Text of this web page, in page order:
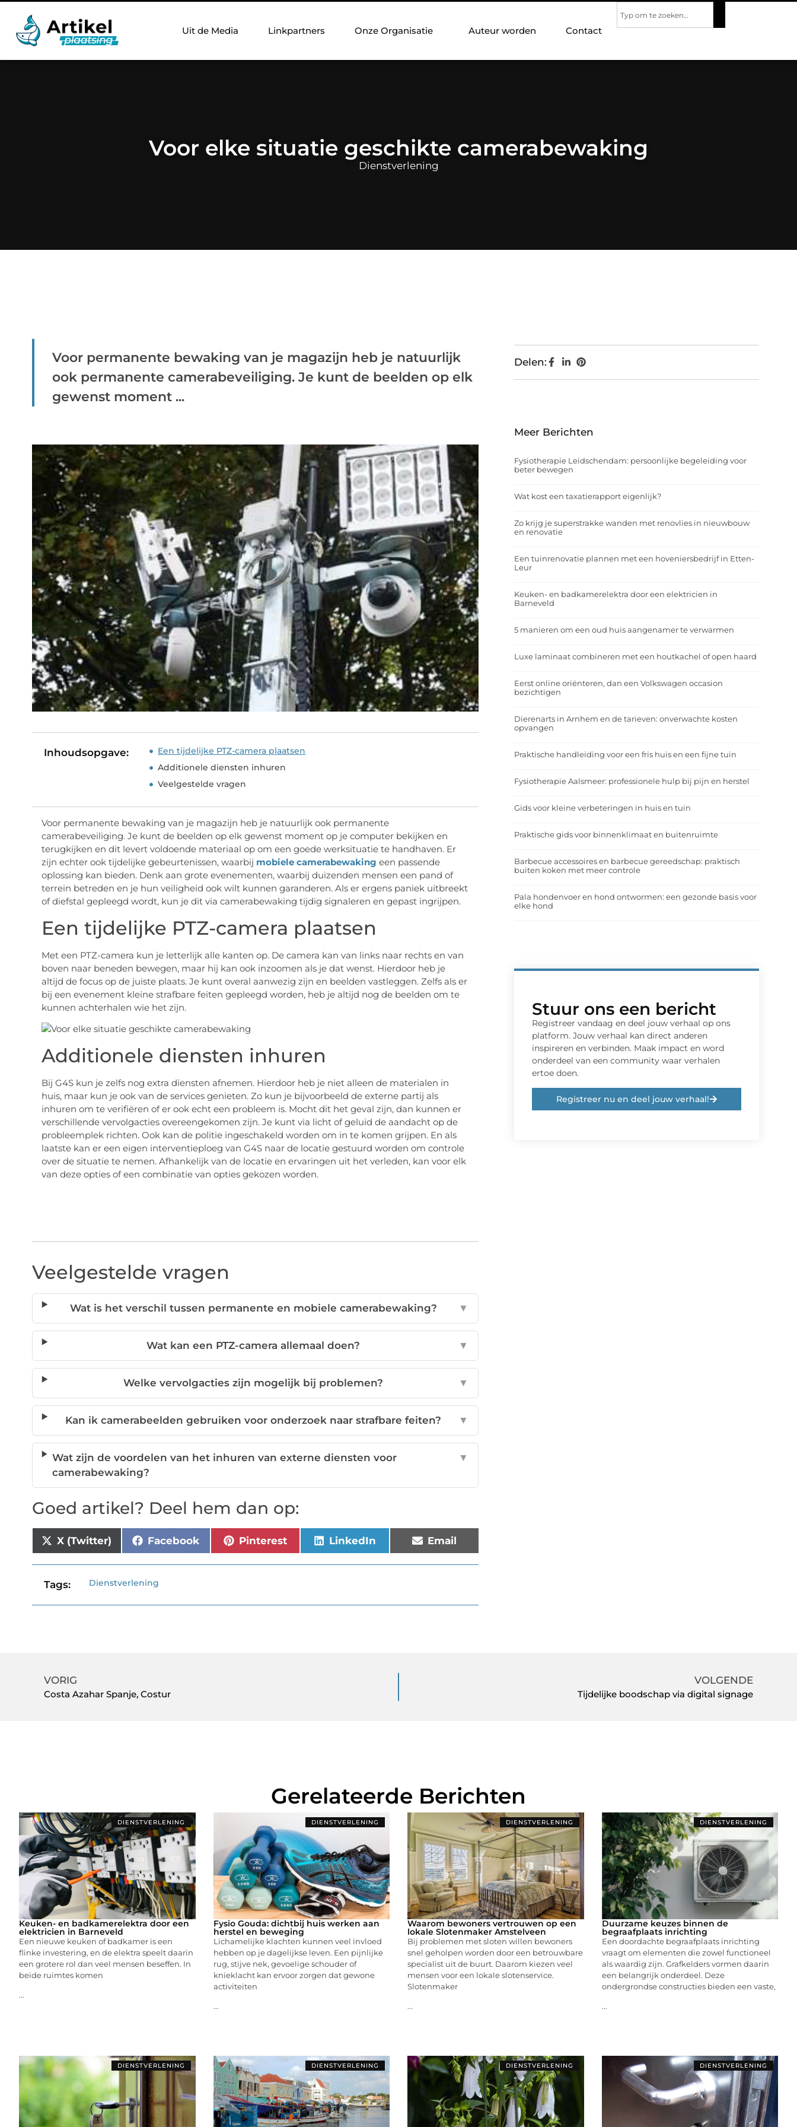
Uit de Media Linkpartners Onze Organisatie Auteur worden Contact
Voor elke situatie geschikte camerabewaking
Dienstverlening
Voor permanente bewaking van je magazijn heb je natuurlijk
ook permanente camerabeveiliging. Je kunt de beelden op elk
gewenst moment ...
Inhoudsopgave:
Een tijdelijke PTZ-camera plaatsen
Additionele diensten inhuren
Veelgestelde vragen
Voor permanente bewaking van je magazijn heb je natuurlijk ook permanente
camerabeveiliging. Je kunt de beelden op elk gewenst moment op je computer bekijken en
terugkijken en dit levert voldoende materiaal op om een goede werksituatie te handhaven. Er
zijn echter ook tijdelijke gebeurtenissen, waarbij mobiele camerabewaking een passende
oplossing kan bieden. Denk aan grote evenementen, waarbij duizenden mensen een pand of
terrein betreden en je hun veiligheid ook wilt kunnen garanderen. Als er ergens paniek uitbreekt
of diefstal gepleegd wordt, kun je dit via camerabewaking tijdig signaleren en gepast ingrijpen.
Een tijdelijke PTZ-camera plaatsen
Met een PTZ-camera kun je letterlijk alle kanten op. De camera kan van links naar rechts en van
boven naar beneden bewegen, maar hij kan ook inzoomen als je dat wenst. Hierdoor heb je
altijd de focus op de juiste plaats. Je kunt overal aanwezig zijn en beelden vastleggen. Zelfs als er
bij een evenement kleine strafbare feiten gepleegd worden, heb je altijd nog de beelden om te
kunnen achterhalen wie het zijn.
Additionele diensten inhuren
Bij G4S kun je zelfs nog extra diensten afnemen. Hierdoor heb je niet alleen de materialen in
huis, maar kun je ook van de services genieten. Zo kun je bijvoorbeeld de externe partij als
inhuren om te verifiëren of er ook echt een probleem is. Mocht dit het geval zijn, dan kunnen er
verschillende vervolgacties overeengekomen zijn. Je kunt via licht of geluid de aandacht op de
probleemplek richten. Ook kan de politie ingeschakeld worden om in te komen grijpen. En als
laatste kan er een eigen interventieploeg van G4S naar de locatie gestuurd worden om controle
over de situatie te nemen. Afhankelijk van de locatie en ervaringen uit het verleden, kan voor elk
van deze opties of een combinatie van opties gekozen worden.
Veelgestelde vragen
Wat is het verschil tussen permanente en mobiele camerabewaking? ▼
Wat kan een PTZ-camera allemaal doen? ▼
Welke vervolgacties zijn mogelijk bij problemen? ▼
Kan ik camerabeelden gebruiken voor onderzoek naar strafbare feiten? ▼
Wat zijn de voordelen van het inhuren van externe diensten voor
camerabewaking?
▼
Goed artikel? Deel hem dan op:
X (Twitter) Facebook Pinterest LinkedIn Email
Tags: Dienstverlening
Delen:
Meer Berichten
Fysiotherapie Leidschendam: persoonlijke begeleiding voor
beter bewegen
Wat kost een taxatierapport eigenlijk?
Zo krijg je superstrakke wanden met renovlies in nieuwbouw
en renovatie
Een tuinrenovatie plannen met een hoveniersbedrijf in Etten-
Leur
Keuken- en badkamerelektra door een elektricien in
Barneveld
5 manieren om een oud huis aangenamer te verwarmen
Luxe laminaat combineren met een houtkachel of open haard
Eerst online oriënteren, dan een Volkswagen occasion
bezichtigen
Dierenarts in Arnhem en de tarieven: onverwachte kosten
opvangen
Praktische handleiding voor een fris huis en een fijne tuin
Fysiotherapie Aalsmeer: professionele hulp bij pijn en herstel
Gids voor kleine verbeteringen in huis en tuin
Praktische gids voor binnenklimaat en buitenruimte
Barbecue accessoires en barbecue gereedschap: praktisch
buiten koken met meer controle
Pala hondenvoer en hond ontwormen: een gezonde basis voor
elke hond
Stuur ons een bericht
Registreer vandaag en deel jouw verhaal op ons
platform. Jouw verhaal kan direct anderen
inspireren en verbinden. Maak impact en word
onderdeel van een community waar verhalen
ertoe doen.
Registreer nu en deel jouw verhaal!
VORIG
Costa Azahar Spanje, Costur
VOLGENDE
Tijdelijke boodschap via digital signage
Gerelateerde Berichten
DIENSTVERLENING
Keuken- en badkamerelektra door een
elektricien in Barneveld
Een nieuwe keuken of badkamer is een
flinke investering, en de elektra speelt daarin
een grotere rol dan veel mensen beseffen. In
beide ruimtes komen
...
DIENSTVERLENING
Fysio Gouda: dichtbij huis werken aan
herstel en beweging
Lichamelijke klachten kunnen veel invloed
hebben op je dagelijkse leven. Een pijnlijke
rug, stijve nek, gevoelige schouder of
knieklacht kan ervoor zorgen dat gewone
activiteiten
...
DIENSTVERLENING
Waarom bewoners vertrouwen op een
lokale Slotenmaker Amstelveen
Bij problemen met sloten willen bewoners
snel geholpen worden door een betrouwbare
specialist uit de buurt. Daarom kiezen veel
mensen voor een lokale slotenservice.
Slotenmaker
...
DIENSTVERLENING
Duurzame keuzes binnen de
begraafplaats inrichting
Een doordachte begraafplaats inrichting
vraagt om elementen die zowel functioneel
als waardig zijn. Grafkelders vormen daarin
een belangrijk onderdeel. Deze
ondergrondse constructies bieden een vaste,
...
DIENSTVERLENING DIENSTVERLENING DIENSTVERLENING DIENSTVERLENING